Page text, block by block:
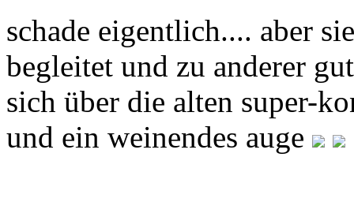
schade eigentlich.... aber
begleitet und zu anderer
sich über die alten super-
und ein weinendes auge